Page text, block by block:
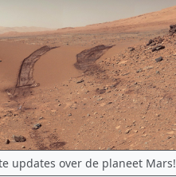
updates over de planeet Mars!